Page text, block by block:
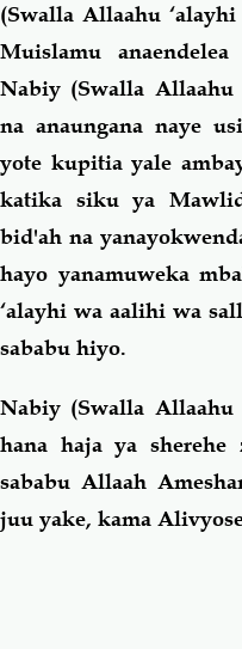
(Swalla Allaahu
Muislamu
Nabiy (Swalla Allaahu
na anaungana naye
yote kupitia yale
katika siku ya
bid'ah na
hayo yanamuweka
‘alayhi wa aalihi wa
sababu hiyo.
Nabiy (Swalla Allaahu
hana haja ya
sababu Allaah
juu yake, kama